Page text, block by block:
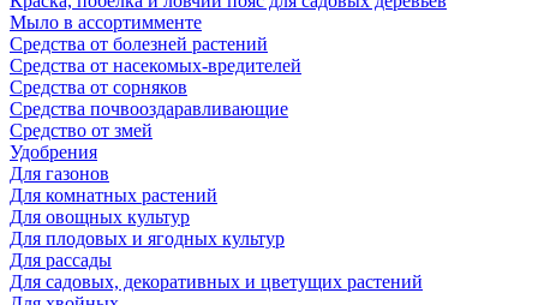
Мыло в ассортимменте
Средства от болезней растений
Средства от насекомых-вредителей
Средства от сорняков
Средства почвооздаравливающие
Средство от змей
Удобрения
Для газонов
Для комнатных растений
Для овощных культур
Для плодовых и ягодных культур
Для рассады
Для садовых, декоративных и цветущих растений